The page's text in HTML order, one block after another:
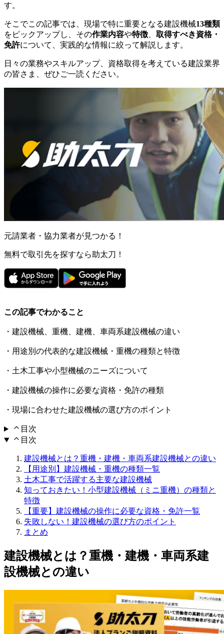
す。
そこでこの記事では、現場で特に重要となる建設機械13種類
をピックアップし、その作業内容や特徴
取得すべき資格・
免許について、実践的な情報に絞って解説します。
日々の業務やスキルアップ、資格取得を考えている建設業界
の皆さま、ぜひご一読ください。
元請業者・協力業者が見つかる！
無料で取引先を探すなら助太刀！
この記事でわかること
・建設機械、重機、建機、車両系建設機械の違い
・用途別の代表的な建設機械・重機の種類と特徴
・土木工事や小型機械のニーズについて
・建設機械の操作に必要な資格・免許の種類
・現場に合わせた建設機械の選び方のポイント
目次
目次
建設機械とは？重機・建機・車両系建設機械との違い
【用途別】建設機械・重機の種類一覧
土木工事で活躍する主要な建設機械
知っておきたい！小型建設機械（ミニ重機）の種類と
特徴
【重要】建設機械の操作に必要な資格・免許一覧
失敗しない！建設機械の選び方のポイント
まとめ
建設機械とは？重機・建機・車両系建
設機械との違い